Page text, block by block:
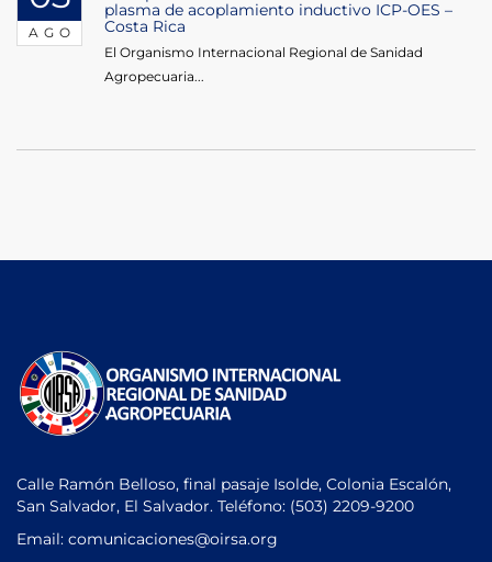
AGO
plasma de acoplamiento inductivo ICP-OES –
Costa Rica
El Organismo Internacional Regional de Sanidad
Agropecuaria...
Calle Ramón Belloso, final pasaje Isolde, Colonia Escalón,
San Salvador, El Salvador. Teléfono: (503) 2209-9200
Email: comunicaciones@oirsa.org